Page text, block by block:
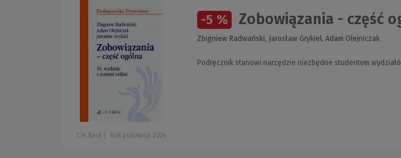
-5 % Zobowiązania - część
Zbigniew Radwański, Jarosław Grykiel, Adam Olejniczak
Podręcznik stanowi narzędzie niezbędne studentom
C.H. Beck Rok publikacji: 2024